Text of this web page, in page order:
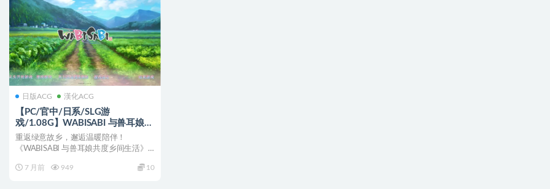
日版ACG 漢化ACG
【PC/官中/日系/SLG游
戏/1.08G】WABISABI 与兽耳娘共
度乡间生活 DL官方中文版+日系
SLG游戏+1.08G
重返绿意故乡，邂逅温暖陪伴！
《WABISABI 与兽耳娘共度乡间生活》
7 月前
949 10